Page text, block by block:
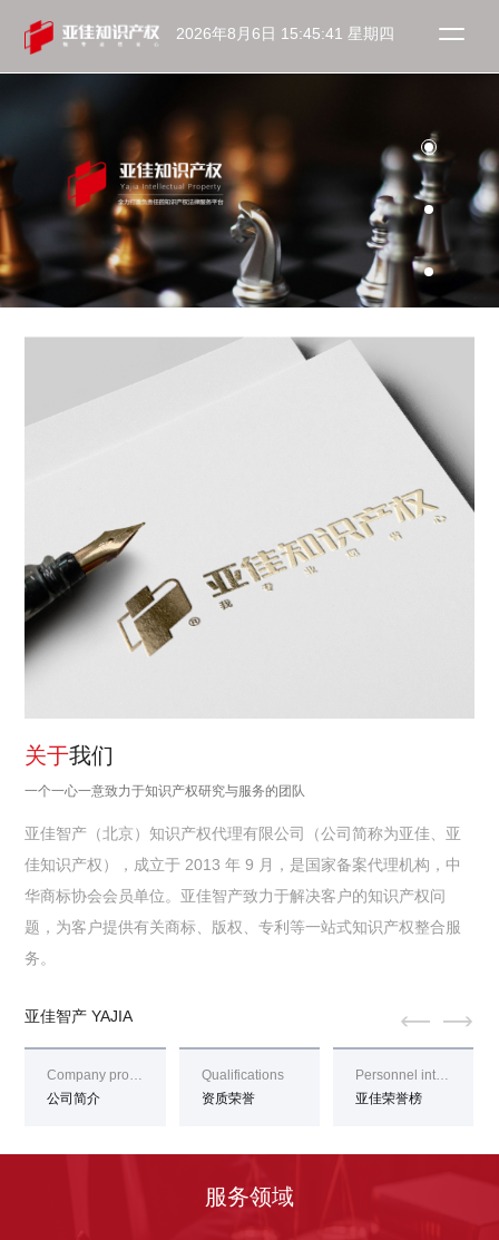
2026年8月6日 15:45:41 星期四
关于我们
一个一心一意致力于知识产权研究与服务的团队
亚佳智产（北京）知识产权代理有限公司（公司简称为亚佳、亚
佳知识产权），成立于 2013 年 9 月，是国家备案代理机构，中
华商标协会会员单位。亚佳智产致力于解决客户的知识产权问
题，为客户提供有关商标、版权、专利等一站式知识产权整合服
务。
亚佳智产 YAJIA
Company profile
公司简介
Qualifications
资质荣誉
Personnel introduction
亚佳荣誉榜
 
服务领域